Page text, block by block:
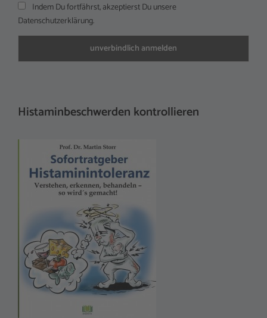
Indem Du fortfährst, akzeptierst Du unsere
Datenschutzerklärung.
Histaminbeschwerden kontrollieren